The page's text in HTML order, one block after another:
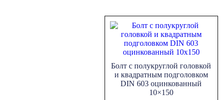
Болт с полукруглой головкой
и квадратным подголовком
DIN 603 оцинкованный
10×150